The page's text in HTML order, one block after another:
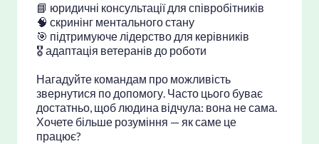
📘 юридичні консультації для співробітників
🧠 скринінг ментального стану
🎯 підтримуюче лідерство для керівників
🎖️ адаптація ветеранів до роботи
Нагадуйте командам про можливість
звернутися по допомогу. Часто цього буває
достатньо, щоб людина відчула: вона не сама.
Хочете більше розуміння — як саме це
працює?